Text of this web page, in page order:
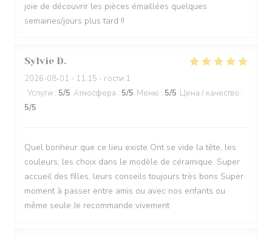
joie de découvrir les pièces émaillées quelques
semaines/jours plus tard !!
Sylvie D
2026-08-01 - 11:15 - гости 1
Услуги : 5/5 Атмосфера : 5/5 Меню : 5/5 Цена / качество :
5/5
Quel bonheur que ce lieu existe Ont se vide la tête, les
couleurs, les choix dans le modèle de céramique. Super
accueil des filles, leurs conseils toujours très bons Super
moment à passer entre amis ou avec nos enfants ou
même seule Je recommande vivement